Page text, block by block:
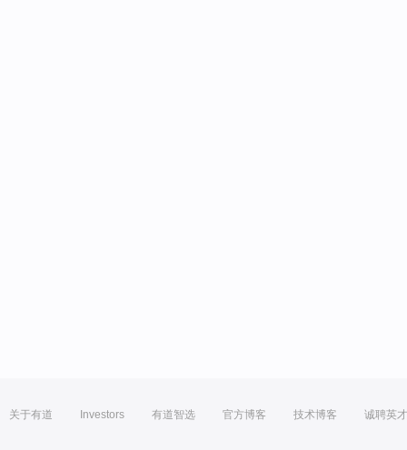
关于有道 Investors 有道智选 官方博客 技术博客 诚聘英才